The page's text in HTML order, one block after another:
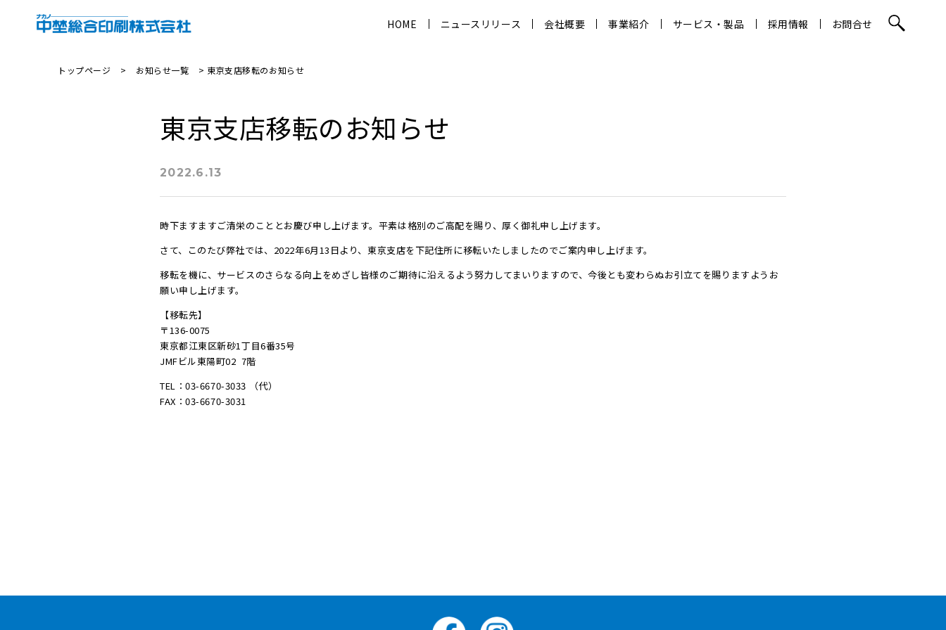
HOME ニュースリリース 会社概要 事業紹介 サービス・製品 採用情報 お問合せ
トップページ > お知らせ一覧 > 東京支店移転のお知らせ
東京支店移転のお知らせ
2022.6.13
時下ますますご清栄のこととお慶び申し上げます。平素は格別のご高配を賜り、厚く御礼申し上げます。
さて、このたび弊社では、2022年6月13日より、東京支店を下記住所に移転いたしましたのでご案内申し上げます。
移転を機に、サービスのさらなる向上をめざし皆様のご期待に沿えるよう努力してまいりますので、今後とも変わらぬお引立てを賜りますようお
願い申し上げます。
【移転先】
〒136-0075
東京都江東区新砂1丁目6番35号
JMFビル東陽町02 7階
TEL：03-6670-3033 （代）
FAX：03-6670-3031